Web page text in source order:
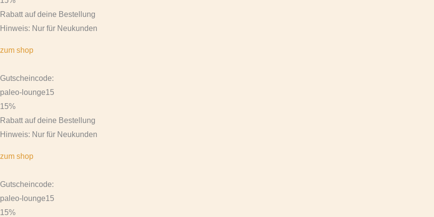
Rabatt auf deine Bestellung
Hinweis: Nur für Neukunden
zum shop
Gutscheincode:
paleo-lounge15
15%
Rabatt auf deine Bestellung
Hinweis: Nur für Neukunden
zum shop
Gutscheincode:
paleo-lounge15
15%